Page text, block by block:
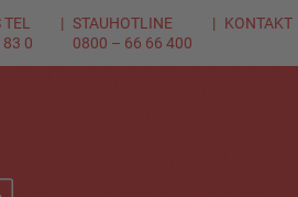
0
STAUHOTLINE
0800 – 66 66 400
KONTAKT